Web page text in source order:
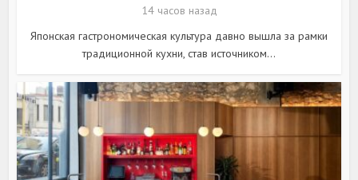
14 часов назад
Японская гастрономическая культура давно вышла за рамки
традиционной кухни, став источником...